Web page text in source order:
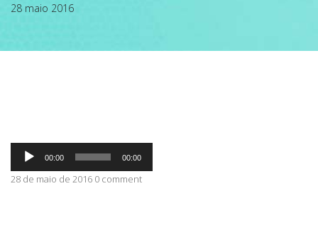
CONTATO
28 maio 2016
Tocador
áudio
00:00 00:00
28 de maio de 2016 0 comment